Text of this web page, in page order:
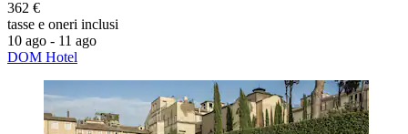
362 €
tasse e oneri inclusi
10 ago - 11 ago
DOM Hotel